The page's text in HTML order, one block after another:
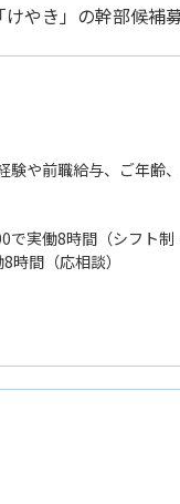
やき」の幹部候補
や前職給与、ご年齢
実働8時間（シフト
時間（応相談）